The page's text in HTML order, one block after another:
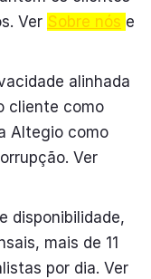
Ver Sobre nós e
alinhada
cliente como
Altegio como
Ver
disponibilidade,
mais de 11
por dia. Ver